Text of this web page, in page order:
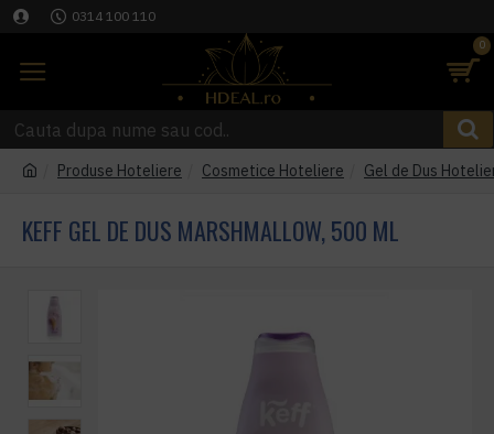
0314 100 110
0
Produse Hoteliere Cosmetice Hoteliere Gel de Dus
KEFF GEL DE DUS MARSHMALLOW, 500 ML